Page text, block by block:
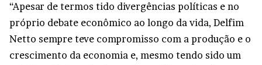
“Apesar de termos tido divergências políticas e no
próprio debate econômico ao longo da vida, Delfim
Netto sempre teve compromisso com a produção e o
crescimento da economia e, mesmo tendo sido um